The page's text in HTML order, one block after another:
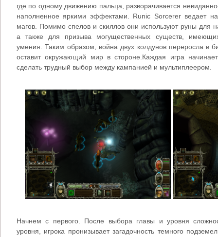
где по одному движению пальца, разворачивается
наполненное яркими эффектами. Runic Sorcerer ведает
магов. Помимо спелов и скиллов они используют руны для
а также для призыва могущественных существ,
умения. Таким образом, война двух колдунов переросла в
оставит окружающий мир в стороне.Каждая игра
сделать трудный выбор между кампанией и мультиплеером.
Начнем с первого. После выбора главы и уровня
уровня, игрока пронизывает загадочность темного